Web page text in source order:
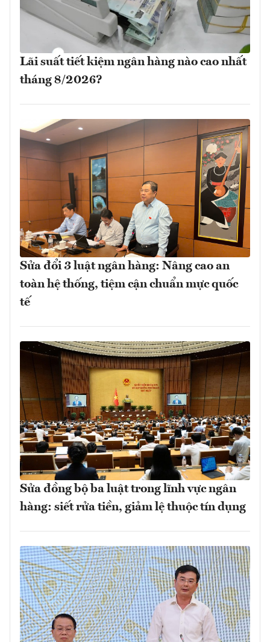
Lãi suất tiết kiệm ngân hàng nào cao nhất
tháng 8/2026?
Sửa đổi 3 luật ngân hàng: Nâng cao an
toàn hệ thống, tiệm cận chuẩn mực quốc
tế
Sửa đồng bộ ba luật trong lĩnh vực ngân
hàng: siết rửa tiền, giảm lệ thuộc tín dụng